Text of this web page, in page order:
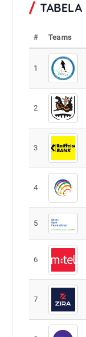
TABELA
# Teams
1
2
3
4
5
6
7